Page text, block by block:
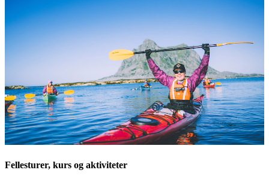
Fellesturer, kurs og aktiviteter